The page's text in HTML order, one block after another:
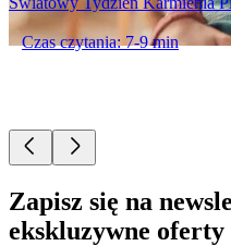
Czas czytania: 7-9 min
Zapisz się na
ekskluzywne oferty